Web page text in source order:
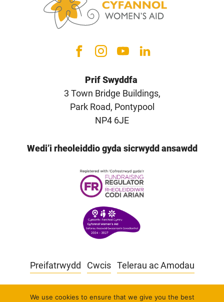
Prif Swyddfa
3 Town Bridge Buildings,
Park Road, Pontypool
NP4 6JE
Wedi’i rheoleiddio gyda sicrwydd ansawdd
Preifatrwydd Cwcis Telerau ac Amodau
Mae Cymorth i Fenywod Cyfannol yn elusen
We use cookies to ensure that we give you the best